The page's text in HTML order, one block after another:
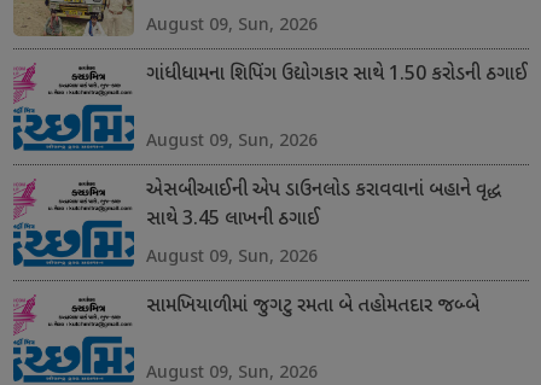
August 09, Sun, 2026
ગાંધીધામના શિપિંગ ઉદ્યોગકાર સાથે 1.50 કરોડની ઠગાઈ
August 09, Sun, 2026
એસબીઆઈની એપ ડાઉનલોડ કરાવવાનાં બહાને વૃદ્ધ
સાથે 3.45 લાખની ઠગાઈ
August 09, Sun, 2026
સામખિયાળીમાં જુગટુ રમતા બે તહોમતદાર જબ્બે
August 09, Sun, 2026